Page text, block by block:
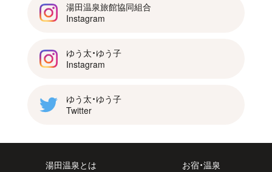
湯田温泉旅館協同組合
Instagram
ゆう太・ゆう子
Instagram
ゆう太・ゆう子
Twitter
湯田温泉とは
お宿・温泉